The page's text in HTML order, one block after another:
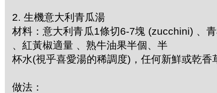
2. 生機意大利青瓜湯
材料：意大利青瓜1條切6-7塊 (zucchini) 、
、紅黃椒適量 、熟牛油果半個、半
杯水(視乎喜愛湯的稀調度)，任何新鮮或乾香
做法：